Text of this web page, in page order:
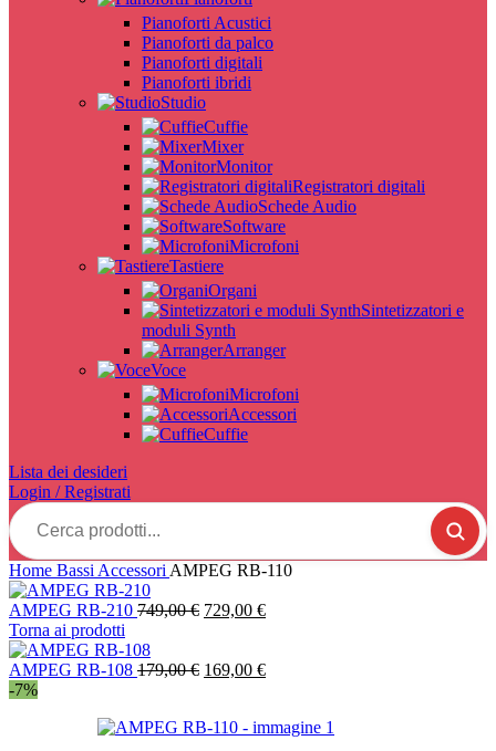
Pianoforti Acustici
Pianoforti da palco
Pianoforti digitali
Pianoforti ibridi
Studio
Cuffie
Mixer
Monitor
Registratori digitali
Schede Audio
Software
Microfoni
Tastiere
Organi
Sintetizzatori e
moduli Synth
Arranger
Voce
Microfoni
Accessori
Cuffie
Lista dei desideri
Login / Registrati
Cerca
prodotti...
Home Bassi Accessori AMPEG RB-110
AMPEG RB-210 749,00€ Il
era:
729,00 €Il
è:
Torna ai prodotti
AMPEG RB-108 179,00€ Il
era:
169,00 €Il
è:
-7%